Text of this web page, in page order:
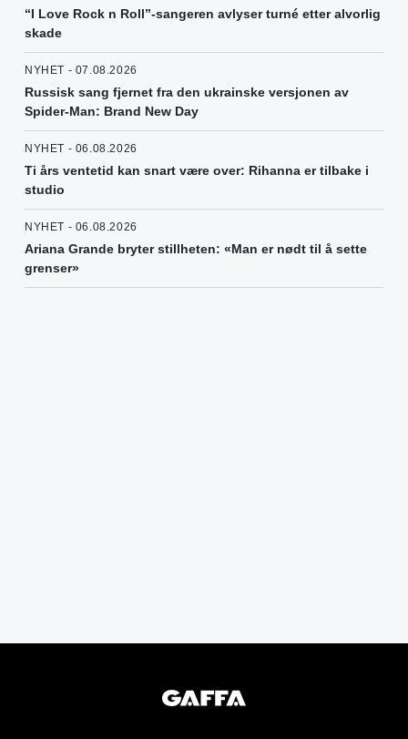
“I Love Rock n Roll”-sangeren avlyser turné etter alvorlig
skade
NYHET - 07.08.2026
Russisk sang fjernet fra den ukrainske versjonen av
Spider-Man: Brand New Day
NYHET - 06.08.2026
Ti års ventetid kan snart være over: Rihanna er tilbake i
studio
NYHET - 06.08.2026
Ariana Grande bryter stillheten: «Man er nødt til å sette
grenser»